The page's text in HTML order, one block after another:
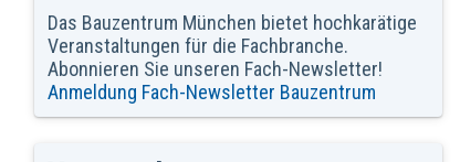
Das Bauzentrum München bietet hochkarätige
Veranstaltungen für die Fachbranche.
Abonnieren Sie unseren Fach-Newsletter!
Anmeldung Fach-Newsletter Bauzentrum